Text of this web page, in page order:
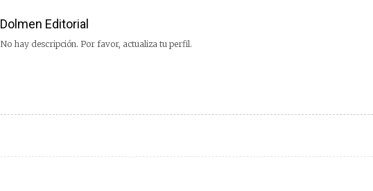
Dolmen Editorial
No hay descripción. Por favor, actualiza tu perfil.